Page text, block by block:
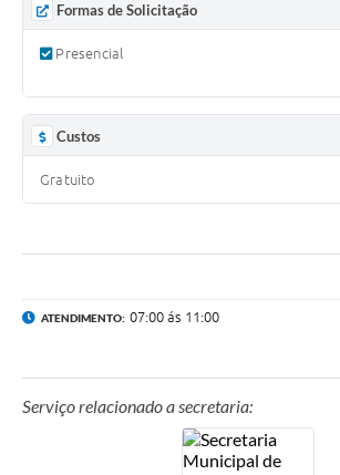
Formas de Solicitação
Presencial
Custos
Gratuito
ATENDIMENTO: 07:00 ás 11:00
Serviço relacionado a secretaria: